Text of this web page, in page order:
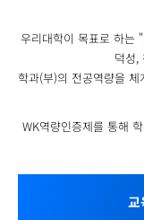
우리대학이 목표로 하는
덕성,
학과(부)의 전공역량을
WK역량인증제를 통해
교